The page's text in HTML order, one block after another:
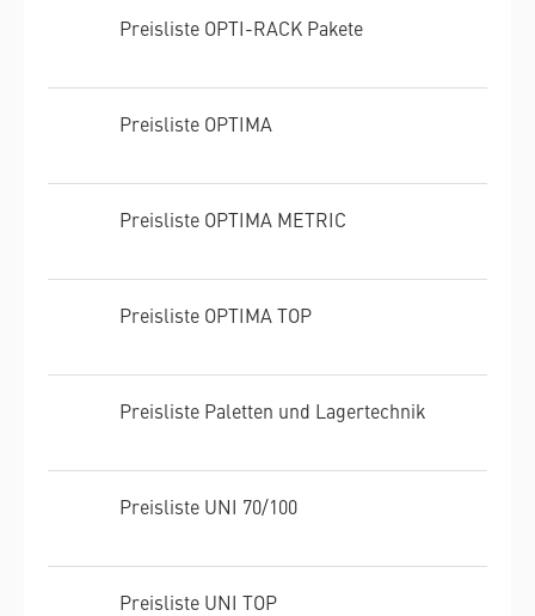
Preisliste OPTI-RACK Pakete
Preisliste OPTIMA
Preisliste OPTIMA METRIC
Preisliste OPTIMA TOP
Preisliste Paletten und Lagertechnik
Preisliste UNI 70/100
Preisliste UNI TOP